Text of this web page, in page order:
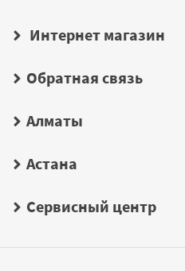
Интернет магазин
Обратная связь
Алматы
Астана
Сервисный центр